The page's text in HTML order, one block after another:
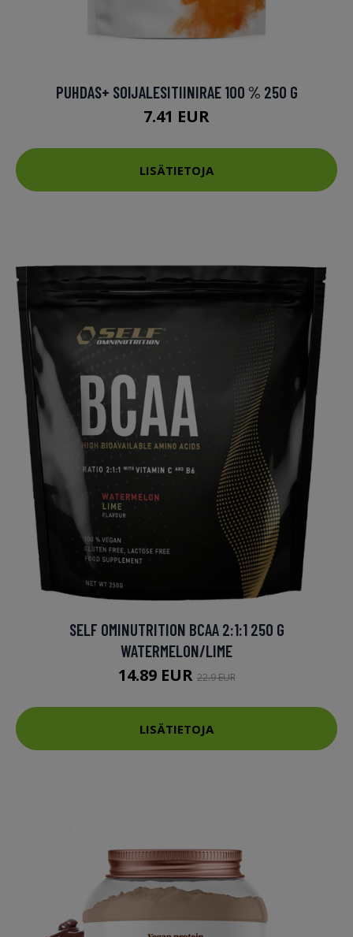
PUHDAS+ SOIJALESITIINIRAE 100 % 250 G
7.41 EUR
LISÄTIETOJA
SELF OMINUTRITION BCAA 2:1:1 250 G
WATERMELON/LIME
14.89 EUR22.9 EUR
LISÄTIETOJA